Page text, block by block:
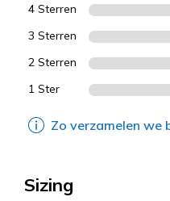
4 Sterren
3 Sterren
2 Sterren
1 Ster
Zo verzamelen we
Sizing